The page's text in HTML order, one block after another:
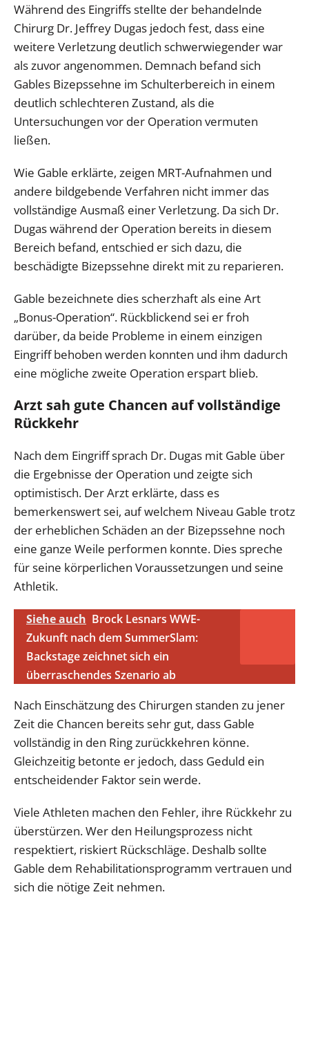
Während des Eingriffs stellte der behandelnde
Chirurg Dr. Jeffrey Dugas jedoch fest, dass eine
weitere Verletzung deutlich schwerwiegender war
als zuvor angenommen. Demnach befand sich
Gables Bizepssehne im Schulterbereich in einem
deutlich schlechteren Zustand, als die
Untersuchungen vor der Operation vermuten
ließen.
Wie Gable erklärte, zeigen MRT-Aufnahmen und
andere bildgebende Verfahren nicht immer das
vollständige Ausmaß einer Verletzung. Da sich Dr.
Dugas während der Operation bereits in diesem
Bereich befand, entschied er sich dazu, die
beschädigte Bizepssehne direkt mit zu reparieren.
Gable bezeichnete dies scherzhaft als eine Art
„Bonus-Operation“. Rückblickend sei er froh
darüber, da beide Probleme in einem einzigen
Eingriff behoben werden konnten und ihm dadurch
eine mögliche zweite Operation erspart blieb.
Arzt sah gute Chancen auf vollständige
Rückkehr
Nach dem Eingriff sprach Dr. Dugas mit Gable über
die Ergebnisse der Operation und zeigte sich
optimistisch. Der Arzt erklärte, dass es
bemerkenswert sei, auf welchem Niveau Gable trotz
der erheblichen Schäden an der Bizepssehne noch
eine ganze Weile performen konnte. Dies spreche
für seine körperlichen Voraussetzungen und seine
Athletik.
Siehe auch Brock Lesnars WWE-
Zukunft nach dem SummerSlam:
Backstage zeichnet sich ein
überraschendes Szenario ab
Nach Einschätzung des Chirurgen standen zu jener
Zeit die Chancen bereits sehr gut, dass Gable
vollständig in den Ring zurückkehren könne.
Gleichzeitig betonte er jedoch, dass Geduld ein
entscheidender Faktor sein werde.
Viele Athleten machen den Fehler, ihre Rückkehr zu
überstürzen. Wer den Heilungsprozess nicht
respektiert, riskiert Rückschläge. Deshalb sollte
Gable dem Rehabilitationsprogramm vertrauen und
sich die nötige Zeit nehmen.